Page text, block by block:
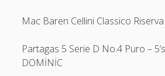
Mac Baren Cellini Classico
Partagas 5 Serie D No.4 Puro –
DOMİNİC